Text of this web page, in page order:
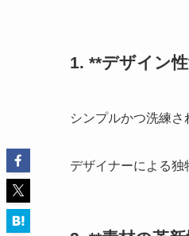
1. **デザイン
シンプルかつ洗練
デザイナーによる